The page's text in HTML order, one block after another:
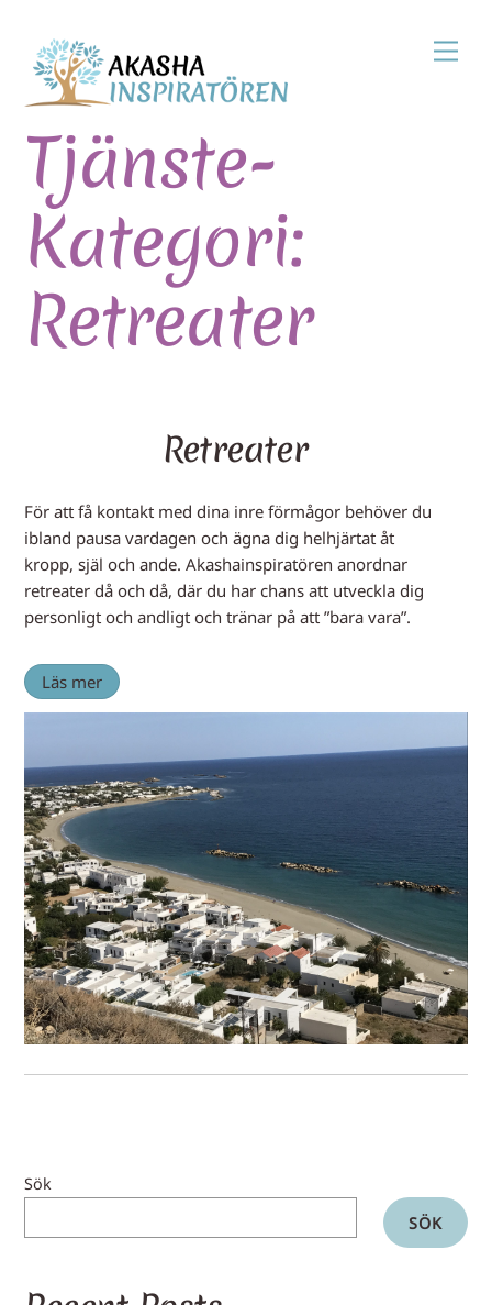
content
Tjänste-
Kategori:
Retreater
Retreater
För att få kontakt med dina inre förmågor behöver du
ibland pausa vardagen och ägna dig helhjärtat åt
kropp, själ och ande. Akashainspiratören anordnar
retreater då och då, där du har chans att utveckla dig
personligt och andligt och tränar på att ”bara vara”.
Läs mer
Sök
SÖK